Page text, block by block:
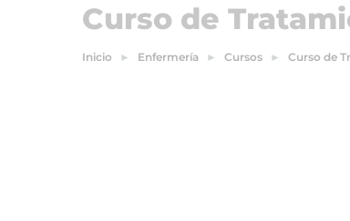
Curso de
Inicio Enfermería Cursos Curso de